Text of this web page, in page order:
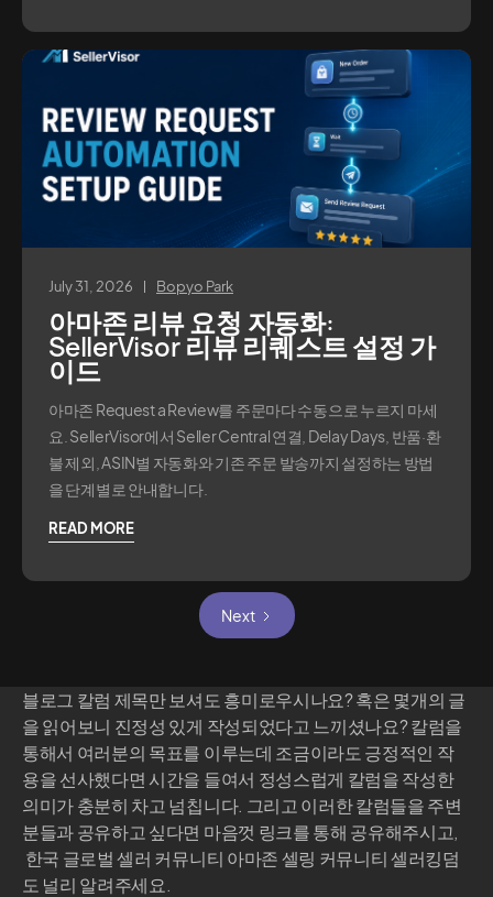
July 31, 2026 Bopyo Park
아마존 리뷰 요청 자동화:
SellerVisor 리뷰 리퀘스트 설정 가
이드
아마존 Request a Review를 주문마다 수동으로 누르지 마세
요. SellerVisor에서 Seller Central 연결, Delay Days, 반품·환
불 제외, ASIN별 자동화와 기존 주문 발송까지 설정하는 방법
을 단계별로 안내합니다.
READ MORE
Next
블로그 칼럼 제목만 보셔도 흥미로우시나요? 혹은 몇개의 글
을 읽어보니 진정성 있게 작성되었다고 느끼셨나요? 칼럼을
통해서 여러분의 목표를 이루는데 조금이라도 긍정적인 작
용을 선사했다면 시간을 들여서 정성스럽게 칼럼을 작성한
의미가 충분히 차고 넘칩니다. 그리고 이러한 칼럼들을 주변
분들과 공유하고 싶다면 마음껏 링크를 통해 공유해주시고,
한국 글로벌 셀러 커뮤니티 아마존 셀링 커뮤니티 셀러킹덤
도 널리 알려주세요.